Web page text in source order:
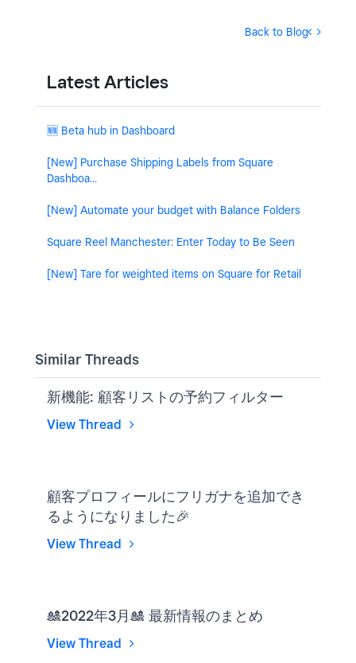
Back to Blog
Latest Articles
🆕 Beta hub in Dashboard
[New] Purchase Shipping Labels from Square
Dashboa...
[New] Automate your budget with Balance Folders
Square Reel Manchester: Enter Today to Be Seen
[New] Tare for weighted items on Square for Retail
Similar Threads
新機能: 顧客リストの予約フィルター
View Thread
顧客プロフィールにフリガナを追加でき
るようになりました🎉
View Thread
🎎2022年3月🎎 最新情報のまとめ
View Thread